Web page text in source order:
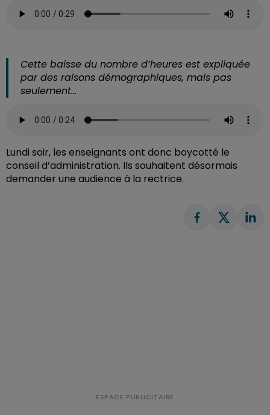
Cette baisse du nombre d’heures est expliquée
par des raisons démographiques, mais pas
seulement…
Lundi soir, les enseignants ont donc boycotté le
conseil d’administration. Ils souhaitent désormais
demander une audience à la rectrice.